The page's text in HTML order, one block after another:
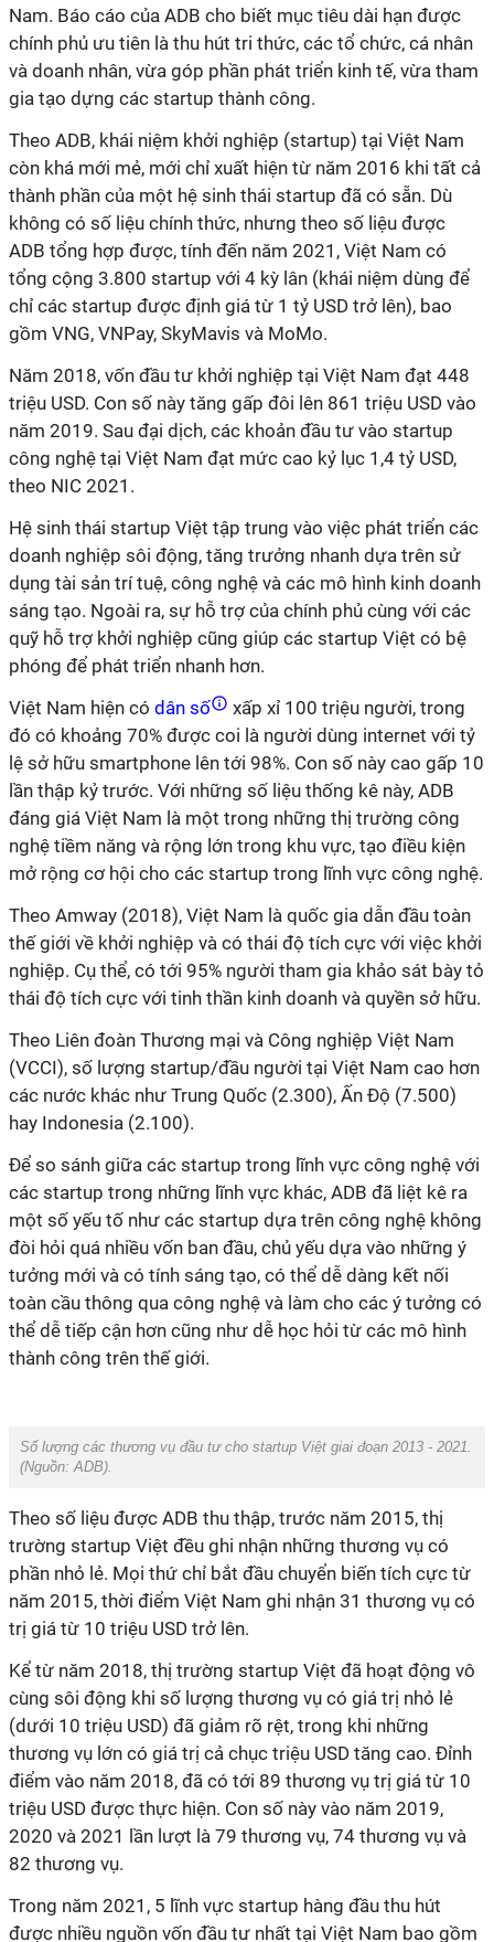
Nam. Báo cáo của ADB cho biết mục tiêu dài hạn được
chính phủ ưu tiên là thu hút tri thức, các tổ chức, cá nhân
và doanh nhân, vừa góp phần phát triển kinh tế, vừa tham
gia tạo dựng các startup thành công.
Theo ADB, khái niệm khởi nghiệp (startup) tại Việt Nam
còn khá mới mẻ, mới chỉ xuất hiện từ năm 2016 khi tất cả
thành phần của một hệ sinh thái startup đã có sẵn. Dù
không có số liệu chính thức, nhưng theo số liệu được
ADB tổng hợp được, tính đến năm 2021, Việt Nam có
tổng cộng 3.800 startup với 4 kỳ lân (khái niệm dùng để
chỉ các startup được định giá từ 1 tỷ USD trở lên), bao
gồm VNG, VNPay, SkyMavis và MoMo.
Năm 2018, vốn đầu tư khởi nghiệp tại Việt Nam đạt 448
triệu USD. Con số này tăng gấp đôi lên 861 triệu USD vào
năm 2019. Sau đại dịch, các khoản đầu tư vào startup
công nghệ tại Việt Nam đạt mức cao kỷ lục 1,4 tỷ USD,
theo NIC 2021.
Hệ sinh thái startup Việt tập trung vào việc phát triển các
doanh nghiệp sôi động, tăng trưởng nhanh dựa trên sử
dụng tài sản trí tuệ, công nghệ và các mô hình kinh doanh
sáng tạo. Ngoài ra, sự hỗ trợ của chính phủ cùng với các
quỹ hỗ trợ khởi nghiệp cũng giúp các startup Việt có bệ
phóng để phát triển nhanh hơn.
Việt Nam hiện có dân số
xấp xỉ 100 triệu người, trong
đó có khoảng 70% được coi là người dùng internet với tỷ
lệ sở hữu smartphone lên tới 98%. Con số này cao gấp 10
lần thập kỷ trước. Với những số liệu thống kê này, ADB
đáng giá Việt Nam là một trong những thị trường công
nghệ tiềm năng và rộng lớn trong khu vực, tạo điều kiện
mở rộng cơ hội cho các startup trong lĩnh vực công nghệ.
Theo Amway (2018), Việt Nam là quốc gia dẫn đầu toàn
thế giới về khởi nghiệp và có thái độ tích cực với việc khởi
nghiệp. Cụ thể, có tới 95% người tham gia khảo sát bày tỏ
thái độ tích cực với tinh thần kinh doanh và quyền sở hữu.
Theo Liên đoàn Thương mại và Công nghiệp Việt Nam
(VCCI), số lượng startup/đầu người tại Việt Nam cao hơn
các nước khác như Trung Quốc (2.300), Ấn Độ (7.500)
hay Indonesia (2.100).
Để so sánh giữa các startup trong lĩnh vực công nghệ với
các startup trong những lĩnh vực khác, ADB đã liệt kê ra
một số yếu tố như các startup dựa trên công nghệ không
đòi hỏi quá nhiều vốn ban đầu, chủ yếu dựa vào những ý
tưởng mới và có tính sáng tạo, có thể dễ dàng kết nối
toàn cầu thông qua công nghệ và làm cho các ý tưởng có
thể dễ tiếp cận hơn cũng như dễ học hỏi từ các mô hình
thành công trên thế giới.
Số lượng các thương vụ đầu tư cho startup Việt giai đoạn 2013 - 2021.
(Nguồn:ADB).
Theo số liệu được ADB thu thập, trước năm 2015, thị
trường startup Việt đều ghi nhận những thương vụ có
phần nhỏ lẻ. Mọi thứ chỉ bắt đầu chuyển biến tích cực từ
năm 2015, thời điểm Việt Nam ghi nhận 31 thương vụ có
trị giá từ 10 triệu USD trở lên.
Kể từ năm 2018, thị trường startup Việt đã hoạt động vô
cùng sôi động khi số lượng thương vụ có giá trị nhỏ lẻ
(dưới 10 triệu USD) đã giảm rõ rệt, trong khi những
thương vụ lớn có giá trị cả chục triệu USD tăng cao. Đỉnh
điểm vào năm 2018, đã có tới 89 thương vụ trị giá từ 10
triệu USD được thực hiện. Con số này vào năm 2019,
2020 và 2021 lần lượt là 79 thương vụ, 74 thương vụ và
82 thương vụ.
Trong năm 2021, 5 lĩnh vực startup hàng đầu thu hút
được nhiều nguồn vốn đầu tư nhất tại Việt Nam bao gồm